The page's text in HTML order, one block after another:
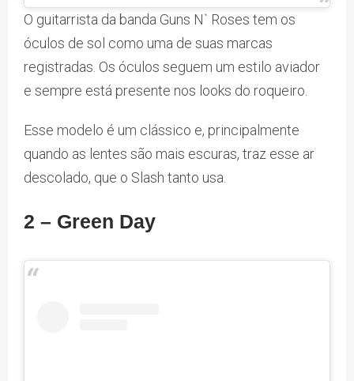
O guitarrista da banda Guns N` Roses tem os
óculos de sol como uma de suas marcas
registradas. Os óculos seguem um estilo aviador
e sempre está presente nos looks do roqueiro.
Esse modelo é um clássico e, principalmente
quando as lentes são mais escuras, traz esse ar
descolado, que o Slash tanto usa.
2 – Green Day